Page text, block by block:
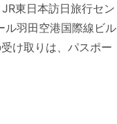
東日本訪日旅行セン
ル羽田空港国際線ビル
け取りは、パスポー